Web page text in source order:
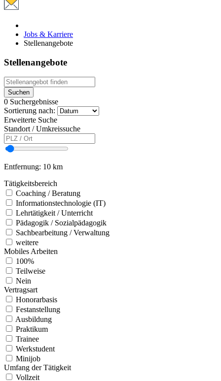
Jobs & Karriere
Stellenangebote
Stellenangebote
Suchen
0 Suchergebnisse
Sortierung nach:
Erweiterte Suche
Standort / Umkreissuche
Entfernung: 10 km
Tätigkeitsbereich
Coaching / Beratung
Informationstechnologie (IT)
Lehrtätigkeit / Unterricht
Pädagogik / Sozialpädagogik
Sachbearbeitung / Verwaltung
weitere
Mobiles Arbeiten
100%
Teilweise
Nein
Vertragsart
Honorarbasis
Festanstellung
Ausbildung
Praktikum
Trainee
Werkstudent
Minijob
Umfang der Tätigkeit
Vollzeit